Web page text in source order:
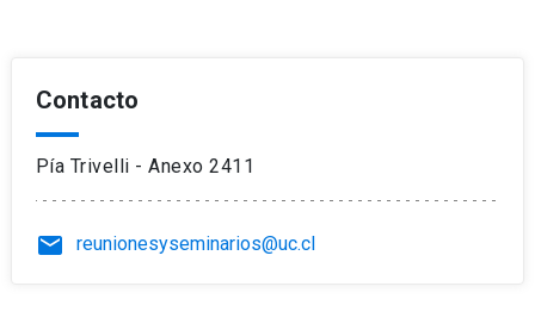
Contacto
Pía Trivelli - Anexo 2411
email reunionesyseminarios@uc.cl